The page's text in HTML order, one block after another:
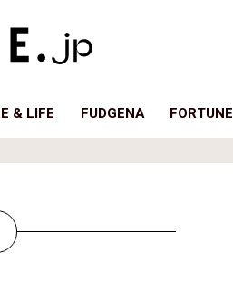
& LIFE FUDGENA FORTUNE